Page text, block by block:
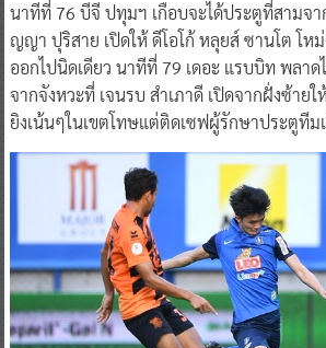
นาทีที่ 76 บีจี ปทุมฯ เกือบจะได้ประตูที่สามจา
ญญา ปุริสาย เปิดให้ ดีโอโก้ หลุยส์ ซานโต โห
ออกไปนิดเดียว นาทีที่ 79 เดอะ แรบบิท พลา
จากจังหวะที่ เจนรบ สำเภาดี เปิดจากฝั่งซ้าย
ยิงเน้นๆในเขตโทษแต่ติดเซฟผู้รักษาประตูทีม